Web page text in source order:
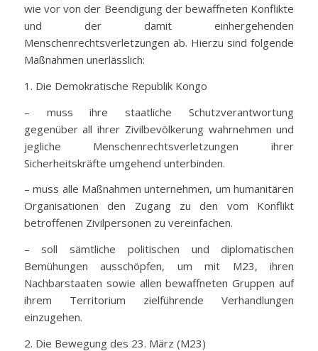
wie vor von der Beendigung der bewaffneten Konflikte
und der damit einhergehenden
Menschenrechtsverletzungen ab. Hierzu sind folgende
Maßnahmen unerlässlich:
1. Die Demokratische Republik Kongo
– muss ihre staatliche Schutzverantwortung
gegenüber all ihrer Zivilbevölkerung wahrnehmen und
jegliche Menschenrechtsverletzungen ihrer
Sicherheitskräfte umgehend unterbinden.
– muss alle Maßnahmen unternehmen, um humanitären
Organisationen den Zugang zu den vom Konflikt
betroffenen Zivilpersonen zu vereinfachen.
– soll sämtliche politischen und diplomatischen
Bemühungen ausschöpfen, um mit M23, ihren
Nachbarstaaten sowie allen bewaffneten Gruppen auf
ihrem Territorium zielführende Verhandlungen
einzugehen.
2. Die Bewegung des 23. März (M23)